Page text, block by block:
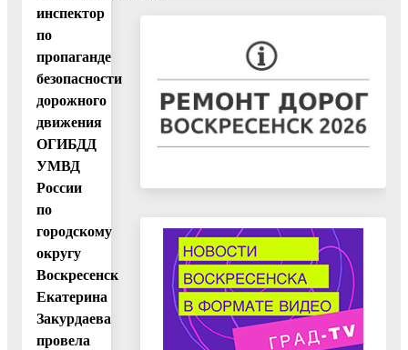
инспектор
по
пропаганде
безопасности
дорожного
движения
ОГИБДД
УМВД
России
по
городскому
округу
Воскресенск
Екатерина
Закурдаева
провела